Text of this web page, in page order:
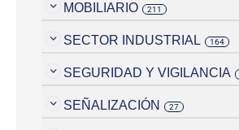
MOBILIARIO 211
SECTOR INDUSTRIAL 164
SEGURIDAD Y VIGILANCIA
SEÑALIZACIÓN 27